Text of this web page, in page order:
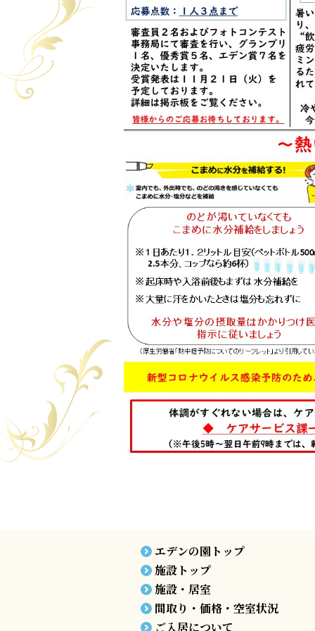
エデンの園トップ
施設トップ
施設・居室
間取り・価格・空室状況
ご入居について